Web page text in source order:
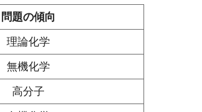
問題の傾向
理論化学
無機化学
高分子